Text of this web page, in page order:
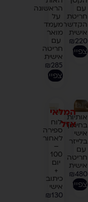
עם
חריטת
הקדשה
אישית
₪220
לצפייה
הראשונה
על
מעמד
מואר
עם
חריטה
אישית
₪285
לצפייה
המלאי
אזל
אותיות
בחיתוך
אישי
בלייזר
עם
חריטה
אישית
₪480
לצפייה
לוח
ספירה
לאחור
–
100
יום
+
כיתוב
אישי
₪130